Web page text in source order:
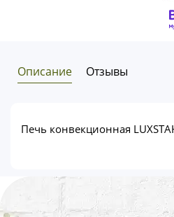
Описание Отзывы
Печь конвекционная